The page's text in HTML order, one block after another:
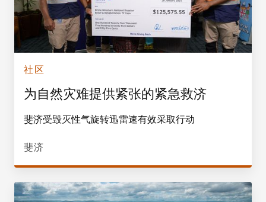
社区
为自然灾难提供紧张的紧急救济
斐济受毁灭性气旋转迅雷速有效采取行动
斐济